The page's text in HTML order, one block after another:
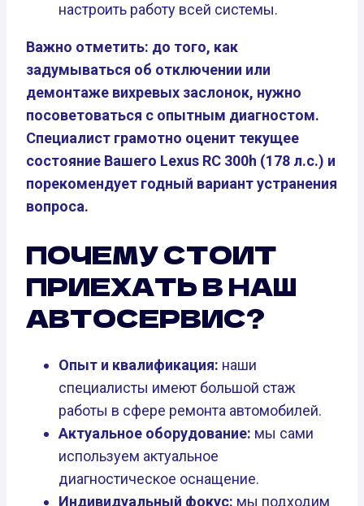
настроить работу всей системы.
Важно отметить: до того, как
задумываться об отключении или
демонтаже вихревых заслонок, нужно
посоветоваться с опытным диагностом.
Специалист грамотно оценит текущее
состояние Вашего Lexus RC 300h (178 л.с.) и
порекомендует годный вариант устранения
вопроса.
ПОЧЕМУ СТОИТ
ПРИЕХАТЬ В НАШ
АВТОСЕРВИС?
Опыт и квалификация: наши
специалисты имеют большой стаж
работы в сфере ремонта автомобилей.
Актуальное оборудование: мы сами
используем актуальное
диагностическое оснащение.
Индивидуальный фокус: мы подходим